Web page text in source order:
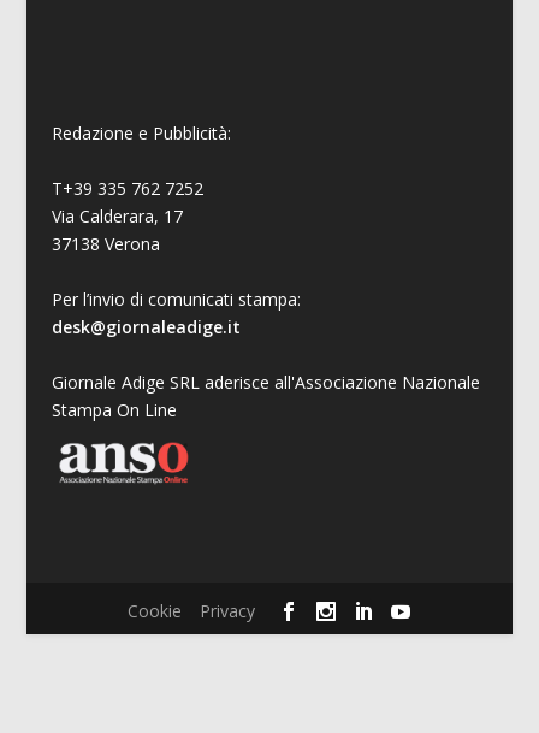
Redazione e Pubblicità:
T+39 335 762 7252
Via Calderara, 17
37138 Verona
Per l’invio di comunicati stampa:
desk@giornaleadige.it
Giornale Adige SRL aderisce all'Associazione Nazionale
Stampa On Line
Cookie Privacy